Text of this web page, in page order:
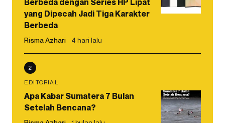
yang Dipecah Jadi Tiga Karakter
Berbeda
Risma Azhari 4 hari lalu
2
EDITORIAL
Apa Kabar Sumatera 7 Bulan
Setelah Bencana?